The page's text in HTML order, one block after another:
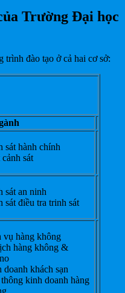
Trường Đại học
trình đào tạo ở cả hai cơ sở:
sát hành chính
sát
sát an ninh
sát điều tra trinh sát
vụ hàng không
hàng không &
doanh khách sạn
kinh doanh hàng